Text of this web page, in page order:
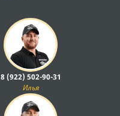
8 (922) 502-90-31
Илья